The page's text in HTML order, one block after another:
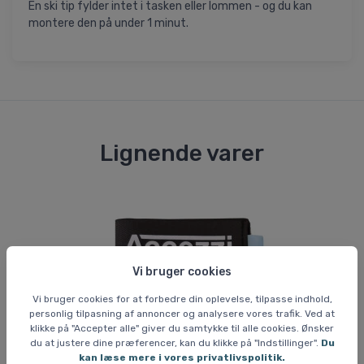
Vi bruger cookies
Vi bruger cookies for at forbedre din oplevelse, tilpasse indhold,
personlig tilpasning af annoncer og analysere vores trafik. Ved at
klikke på "Accepter alle" giver du samtykke til alle cookies. Ønsker
du at justere dine præferencer, kan du klikke på "Indstillinger". Du
kan læse mere i vores privatlivspolitik.
En ski tip fylder intet i tasken eller lommen - og du kan
montere den på under 1 minut.
Lignende varer